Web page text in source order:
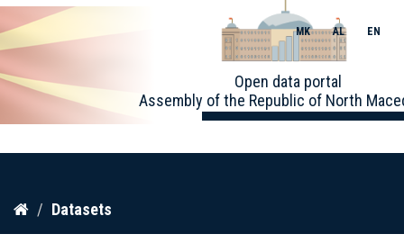
Skip
content
Open data portal
Assembly of the Republic of North
MK AL EN
Datasets